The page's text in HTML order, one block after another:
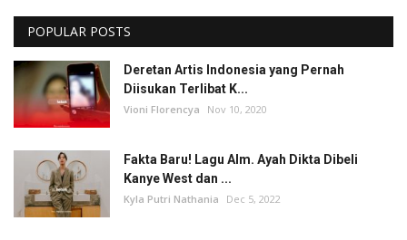
POPULAR POSTS
Deretan Artis Indonesia yang Pernah
Diisukan Terlibat K...
Vioni Florencya Nov 10, 2020
Fakta Baru! Lagu Alm. Ayah Dikta Dibeli
Kanye West dan ...
Kyla Putri Nathania Dec 5, 2022